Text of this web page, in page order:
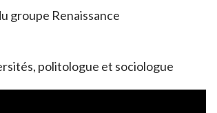
groupe Renaissance
politologue et sociologue